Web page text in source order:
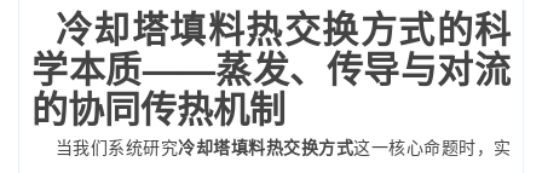
冷却塔填料热交换方式的科
学本质——蒸发、传导与对流
的协同传热机制
当我们系统研究冷却塔填料热交换方式这一核心命题时，实